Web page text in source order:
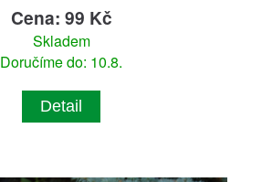
Cena: 99 Kč
Skladem
Doručíme do: 10.8.
Detail